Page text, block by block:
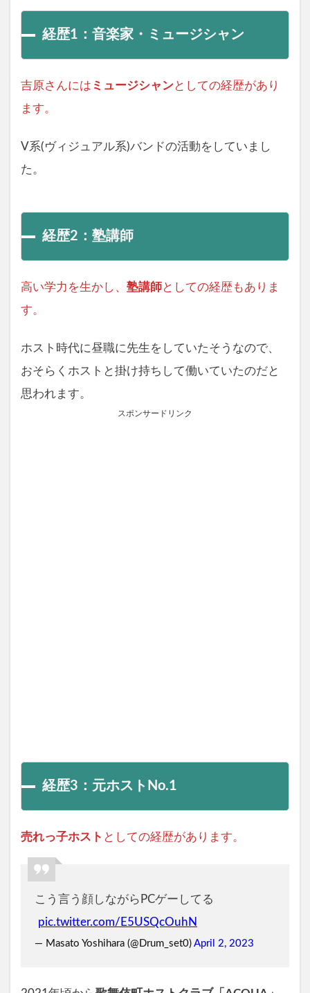
経歴1：音楽家・ミュージシャン
吉原さんには ミュージシャンとしての経歴があり
ます。
V系(ヴィジュアル系)バンドの活動をしていまし
た。
経歴2：塾講師
高い学力を生かし、 塾講師としての経歴もありま
す。
ホスト時代に昼職に先生をしていたそうなので、
おそらくホストと掛け持ちして働いていたのだと
思われます。
スポンサードリンク
経歴3：元ホストNo.1
売れっ子ホスト としての経歴があります。
こう言う顔しながらPCゲーしてる
pic.twitter.com/E5USQcOuhN
— Masato Yoshihara (@Drum_set0) April 2, 2023